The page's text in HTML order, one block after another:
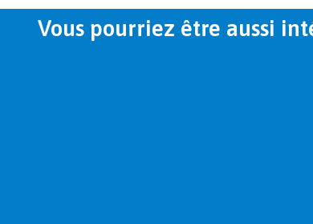
Vous pourriez être aussi